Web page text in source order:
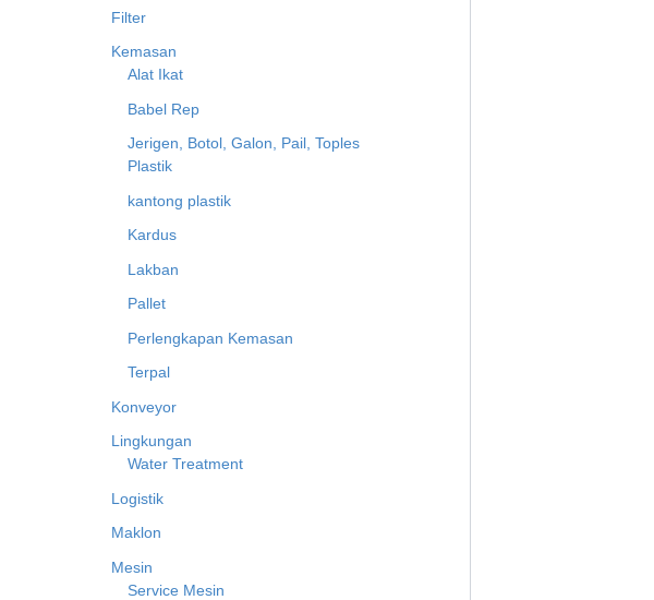
Filter
Kemasan
Alat Ikat
Babel Rep
Jerigen, Botol, Galon, Pail, Toples
Plastik
kantong plastik
Kardus
Lakban
Pallet
Perlengkapan Kemasan
Terpal
Konveyor
Lingkungan
Water Treatment
Logistik
Maklon
Mesin
Service Mesin